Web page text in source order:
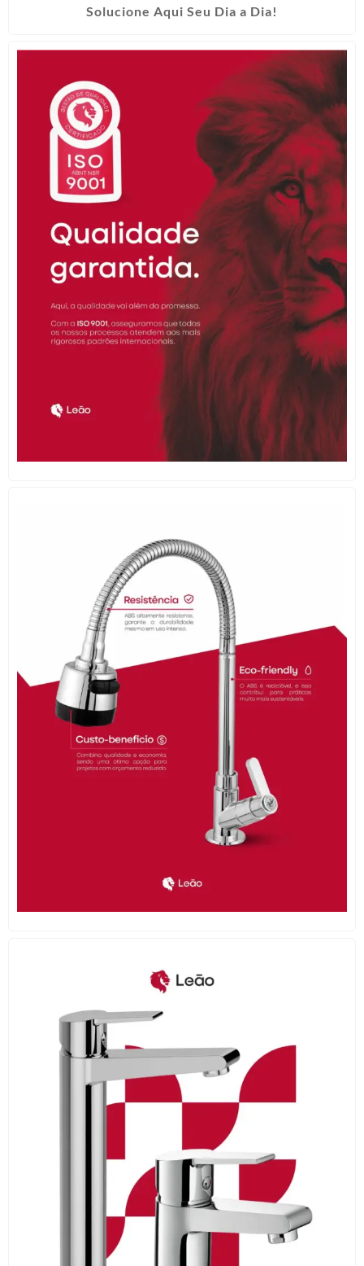
Solucione Aqui Seu Dia a Dia!